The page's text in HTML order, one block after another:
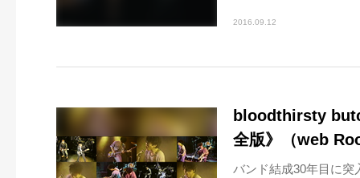
2016.09.12
bloodthirsty
全版》（web
バンド結成30年目に突